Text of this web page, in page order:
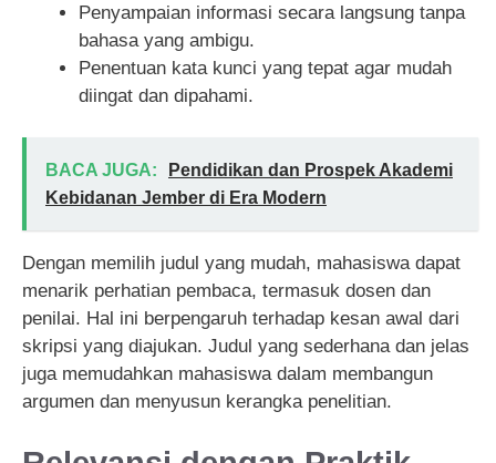
Penyampaian informasi secara langsung tanpa
bahasa yang ambigu.
Penentuan kata kunci yang tepat agar mudah
diingat dan dipahami.
BACA JUGA:
Pendidikan dan Prospek Akademi
Kebidanan Jember di Era Modern
Dengan memilih judul yang mudah, mahasiswa dapat
menarik perhatian pembaca, termasuk dosen dan
penilai. Hal ini berpengaruh terhadap kesan awal dari
skripsi yang diajukan. Judul yang sederhana dan jelas
juga memudahkan mahasiswa dalam membangun
argumen dan menyusun kerangka penelitian.